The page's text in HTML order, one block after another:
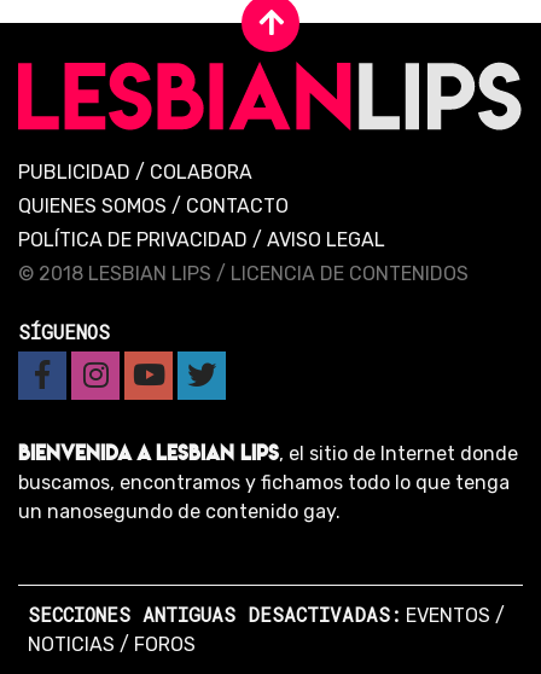
PUBLICIDAD / COLABORA
QUIENES SOMOS / CONTACTO
POLÍTICA DE PRIVACIDAD / AVISO LEGAL
© 2018 LESBIAN LIPS / LICENCIA DE CONTENIDOS
SÍGUENOS
BIENVENIDA A LESBIAN LIPS, el sitio de Internet donde
buscamos, encontramos y fichamos todo lo que tenga
un nanosegundo de contenido gay.
SECCIONES ANTIGUAS DESACTIVADAS: EVENTOS /
NOTICIAS / FOROS